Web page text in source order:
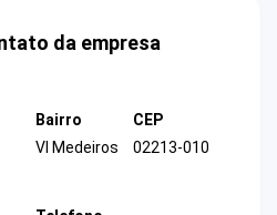
da empresa
Bairro
Vl Medeiros
CEP
02213-010